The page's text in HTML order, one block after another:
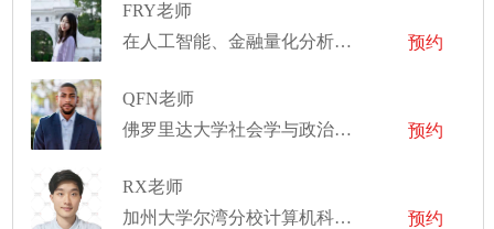
FRY老师
在人工智能、金融量化分析等领域拥有丰富的职业经验
预约
QFN老师
佛罗里达大学社会学与政治学学士
预约
RX老师
加州大学尔湾分校计算机科学博士，伊利诺伊大学香槟分校计算机工程硕士
预约